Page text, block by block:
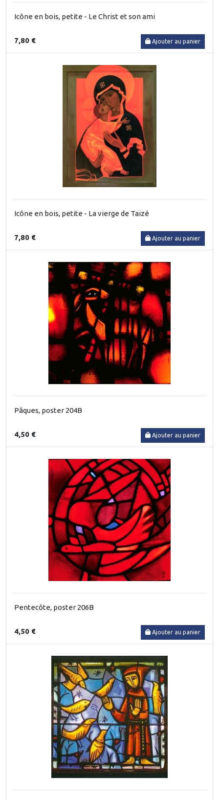
Icône en bois, petite - Le Christ et son ami
7,80 € Ajouter au panier
Icône en bois, petite - La vierge de Taizé
7,80 € Ajouter au panier
Pâques, poster 204B
4,50 € Ajouter au panier
Pentecôte, poster 206B
4,50 € Ajouter au panier